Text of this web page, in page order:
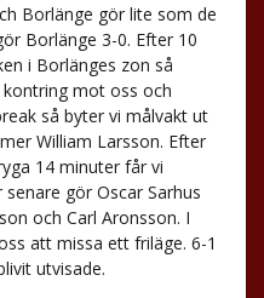
Borlänge gör lite som de
Borlänge 3-0. Efter 10
i Borlänges zon så
mot oss och
så byter vi målvakt ut
William Larsson. Efter
14 minuter får vi
gör Oscar Sarhus
och Carl Aronsson. I
att missa ett friläge. 6-1
utvisade.